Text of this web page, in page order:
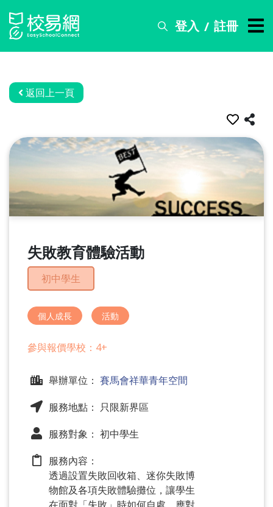
登入 / 註冊
搜
務
資
於
我
返回上一頁
失敗教育體驗活動
初中學生
個人成長 活動
參與報價學校：4+
舉辦單位： 賽馬會祥華青年空間
服務地點： 只限新界區
服務對象： 初中學生
服務內容：
透過設置失敗回收箱、迷你失敗博
物館及各項失敗體驗攤位，讓學生